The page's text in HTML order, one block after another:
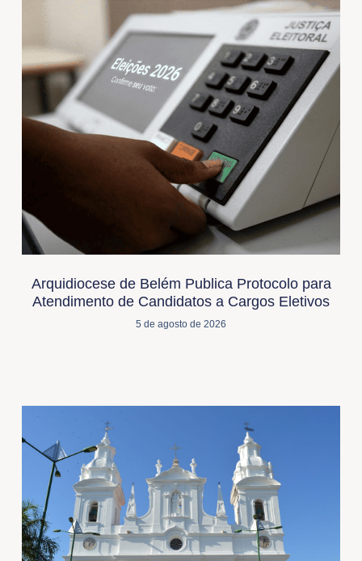
Arquidiocese de Belém Publica Protocolo para
Atendimento de Candidatos a Cargos Eletivos
5 de agosto de 2026